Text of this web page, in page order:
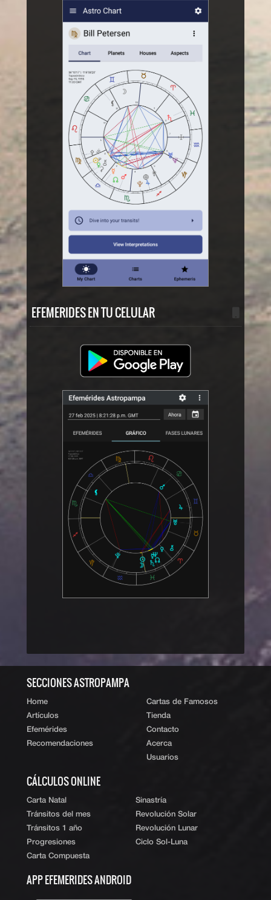
EFEMERIDES EN TU CELULAR
‹ Volver al índice | ˆ Subir
SECCIONES ASTROPAMPA
Home
Artículos
Efemérides
Recomendaciones
Cartas de Famosos
Tienda
Contacto
Acerca
Usuarios
CÁLCULOS ONLINE
Carta Natal
Tránsitos del mes
Tránsitos 1 año
Progresiones
Carta Compuesta
Sinastría
Revolución Solar
Revolución Lunar
Ciclo Sol-Luna
APP EFEMERIDES ANDROID